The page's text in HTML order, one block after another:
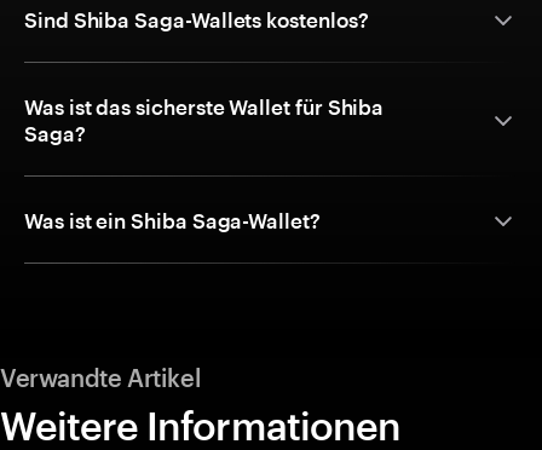
Sind Shiba Saga-Wallets kostenlos?
Was ist das sicherste Wallet für Shiba
Saga?
Was ist ein Shiba Saga-Wallet?
Verwandte Artikel
Weitere Informationen